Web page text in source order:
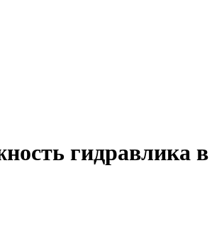
гидравлика